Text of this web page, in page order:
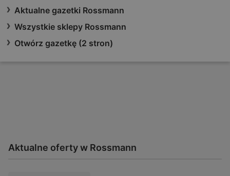
Aktualne gazetki Rossmann
Wszystkie sklepy Rossmann
Otwórz gazetkę (2 stron)
Aktualne oferty w Rossmann